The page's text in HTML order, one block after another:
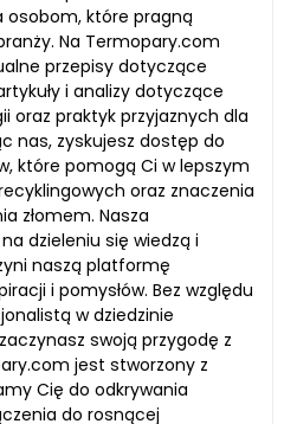
osobom, które pragną
Na Termopary.com
przepisy dotyczące
i analizy dotyczące
oraz praktyk przyjaznych dla
nas, zyskujesz dostęp do
które pomogą Ci w lepszym
oraz znaczenia
złomem. Nasza
dzieleniu się wiedzą i
naszą platformę
i pomysłów. Bez względu
w dziedzinie
swoją przygodę z
jest stworzony z
Cię do odkrywania
do rosnącej